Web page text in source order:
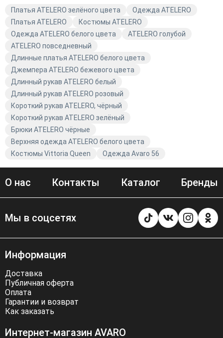
которая подчеркнёт вашу фигуру и стиль. Магазин
Avaro — ваш надёжный партнёр в мире моды!
Платья ATELERO зелёного цвета
Одежда ATELERO
Платья ATELERO
Костюмы ATELERO
Одежда ATELERO белого цвета
ATELERO голубой
ATELERO повседневный
Длинные платья ATELERO белого цвета
Джемпера ATELERO бежевого цвета
Длинный рукав ATELERO белый
Длинный рукав ATELERO розовый
Короткий рукав ATELERO, чёрный
Короткий рукав ATELERO зелёный
Брюки ATELERO чёрные
Верхняя одежда ATELERO белого цвета
Костюмы Vittoria Queen
Одежда Avaro 56
О нас Контакты Каталог Бренды
Мы в соцсетях
Информация
Доставка
Публичная оферта
Оплата
Гарантии и возврат
Как заказать
Интернет-магазин AVARO